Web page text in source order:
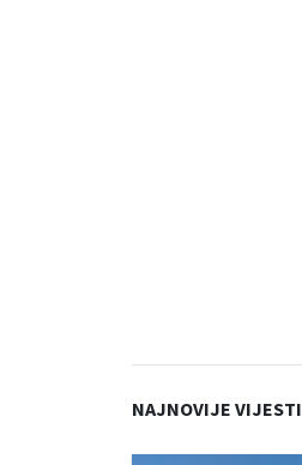
NAJNOVIJE VIJESTI